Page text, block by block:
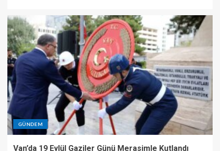
GÜNDEM
Van’da 19 Eylül Gaziler Günü Merasimle Kutlandı